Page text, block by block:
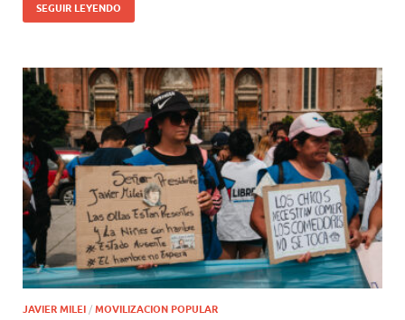
SEGUIR LEYENDO
JAVIER MILEI / MOVILIZACION POPULAR